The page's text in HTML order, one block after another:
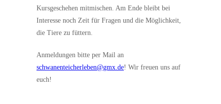
Kursgeschehen mitmischen. Am Ende bleibt bei
Interesse noch Zeit für Fragen und die Möglichkeit,
die Tiere zu füttern.
Anmeldungen bitte per Mail an
schwanenteicherleben@gmx.de! Wir freuen uns auf
euch!